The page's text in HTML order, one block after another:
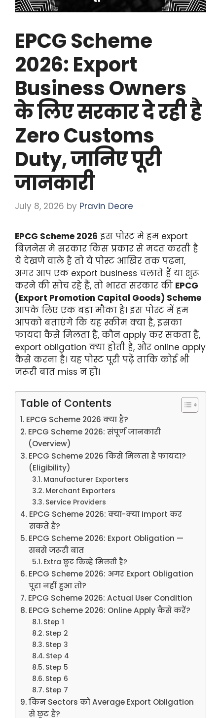
EPCG Scheme
2026: Export
Business Owners
के लिए सरकार दे रही है
Zero Customs
Duty, जानिए पूरी
जानकारी
July 8, 2026 by Pravin Deore
EPCG Scheme 2026 इस पोस्ट मे हम export
बिज़नेस मे सरकार किस प्रकार से मदत करती है
ये देखणे वाले है तो ये पोस्ट आखिर तक पढना,
अगर आप एक export business चलाते हैं या शुरू
करने की सोच रहे हैं, तो भारत सरकार की EPCG
(Export Promotion Capital Goods) Scheme
आपके लिए एक बड़ा मौका है। इस पोस्ट में हम
आपको बताएंगे कि यह स्कीम क्या है, इसका
फायदा कैसे मिलता है, कौन apply कर सकता है,
export obligation क्या होती है, और online apply
कैसे करना है। यह पोस्ट पूरी पढ़ें ताकि कोई भी
जरूरी बात miss न हो।
Table of Contents
EPCG Scheme 2026 क्या है?
EPCG Scheme 2026: संपूर्ण जानकारी
(Overview)
EPCG Scheme 2026 किसे मिलता है फायदा?
(Eligibility)
Manufacturer Exporters
Merchant Exporters
Service Providers
EPCG Scheme 2026: क्या-क्या Import कर
सकते हैं?
EPCG Scheme 2026: Export Obligation —
सबसे जरूरी बात
Extra छूट किन्हें मिलती है?
EPCG Scheme 2026: अगर Export Obligation
पूरा नहीं हुआ तो?
EPCG Scheme 2026: Actual User Condition
EPCG Scheme 2026: Online Apply कैसे करें?
Step 1
Step 2
Step 3
Step 4
Step 5
Step 6
Step 7
किन Sectors को Average Export Obligation
से छूट है?